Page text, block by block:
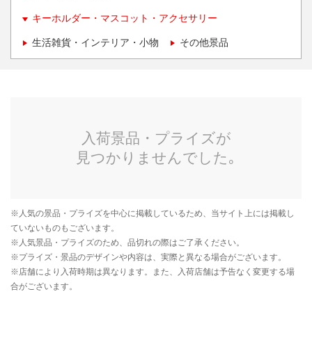
キーホルダー・マスコット・アクセサリー
生活雑貨・インテリア・小物 その他景品